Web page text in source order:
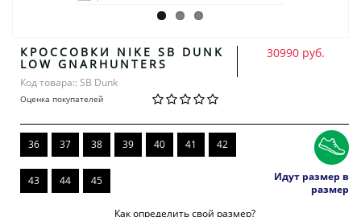
КРОССОВКИ NIKE SB DUNK
LOW GNARHUNTERS
Код товара:: SB Dunk
Оценка покупателей
30990 руб.
36 37 38 39 40 41 42
43 44 45
Идут размер в
размер
Как определить свой размер?